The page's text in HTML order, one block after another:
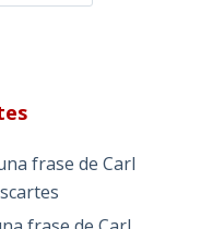
frase de Carl